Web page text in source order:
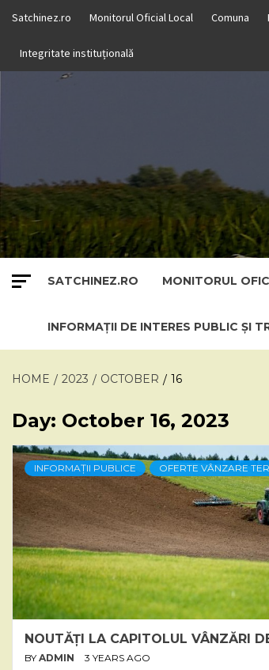
content
Satchinez.ro Monitorul Oficial Local Comuna
Integritate instituțională
SATCHINEZ.RO MONITORUL
INFORMAȚII DE INTERES PUBLIC ȘI
HOME 2023 OCTOBER 16
Day: October 16, 2023
INFORMAȚII PUBLICE OFERTE VÂNZARE
NOUTĂȚI LA CAPITOLUL VÂNZĂRI
BY ADMIN 3 YEARS AGO